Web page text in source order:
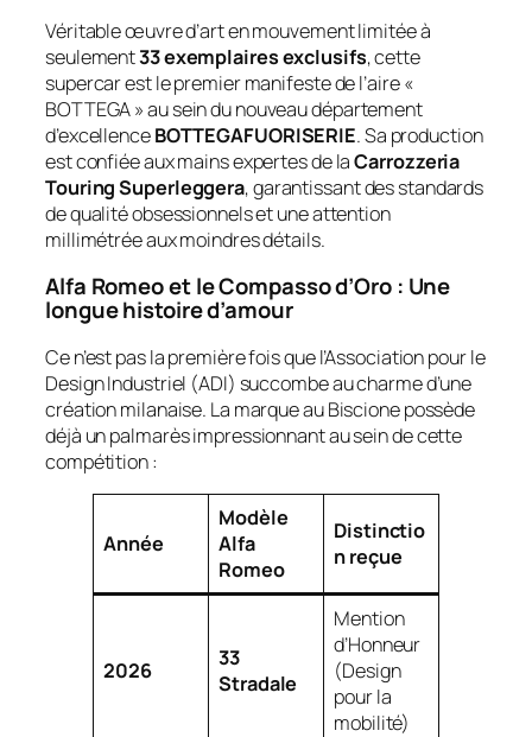
Véritable œuvre d’art en mouvement limitée à
seulement33 exemplaires exclusifs, cette
supercar est le premier manifeste de l’aire «
BOTTEGA » au sein du nouveau département
d’excellenceBOTTEGAFUORISERIE. Sa production
est confiée aux mains expertes de laCarrozzeria
Touring Superleggera, garantissant des standards
de qualité obsessionnels et une attention
millimétrée aux moindres détails.
Alfa Romeo et le Compasso d’Oro : Une
longue histoire d’amour
Ce n’est pas la première fois que l’Association pour le
Design Industriel (ADI) succombe au charme d’une
création milanaise. La marque au Biscione possède
déjà un palmarès impressionnant au sein de cette
compétition :
Année
Modèle
Alfa
Romeo
Distinctio
n reçue
2026
33
Stradale
Mention
d’Honneur
(Design
pour la
mobilité)